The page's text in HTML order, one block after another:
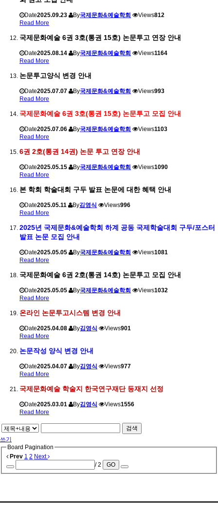
Date2025.09.23 By국제문화&예술학회 Views812
Read More
국제문화예술 6권 3호(통권 15호) 논문투고 연장 안내
Date2025.08.14 By국제문화&예술학회 Views1164
Read More
논문투고양식 변경 안내
Date2025.07.07 By국제문화&예술학회 Views993
Read More
국제문화예술 6권 3호(통권 15호) 논문투고 모집 안내
Date2025.07.06 By국제문화&예술학회 Views1103
Read More
6권 2호(통권 14권) 논문 투고 연장 안내
Date2025.05.15 By국제문화&예술학회 Views1090
Read More
본 학회 학술대회 구두 발표 논문에 대한 혜택 안내
Date2025.05.11 By김영식 Views996
Read More
2025년 국제문화&예술학회 하계 공동 국제학술대회 구두/포스터
발표 논문 모집 안내
Date2025.05.05 By국제문화&예술학회 Views1081
Read More
국제문화예술 6권 2호(통권 14호) 논문투고 모집 안내
Date2025.05.05 By국제문화&예술학회 Views1032
Read More
온라인 논문투고시스템 변경 안내
Date2025.04.08 By김영식 Views901
Read More
논문작성 양식 변경 안내
Date2025.04.07 By김영식 Views977
Read More
국제문화예술 학술지 한국연구재단 등재지 선정
Date2025.03.01 By김영식 Views1556
Read More
검색
쓰기
Board Pagination
Prev 1 2 Next
/ 2
GO